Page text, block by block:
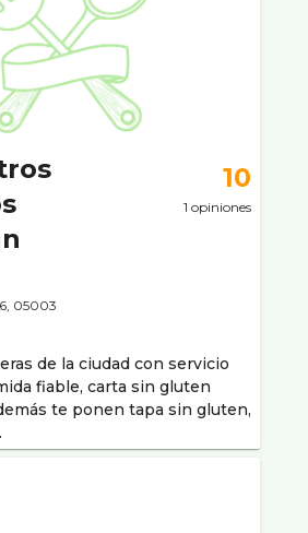
05003
10
1 opiniones
de la ciudad con servicio
fiable, carta sin gluten
te ponen tapa sin gluten,